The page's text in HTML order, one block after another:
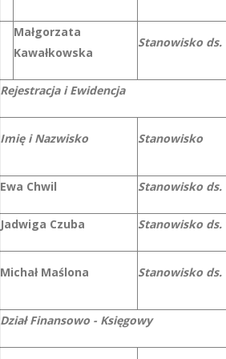
Małgorzata
Kawałkowska
Stanowisko
Rejestracja i Ewidencja
Imię i Nazwisko Stanowisko
Ewa Chwil Stanowisko
Jadwiga Czuba Stanowisko
Michał Maślona Stanowisko ds.
Dział Finansowo - Księgowy